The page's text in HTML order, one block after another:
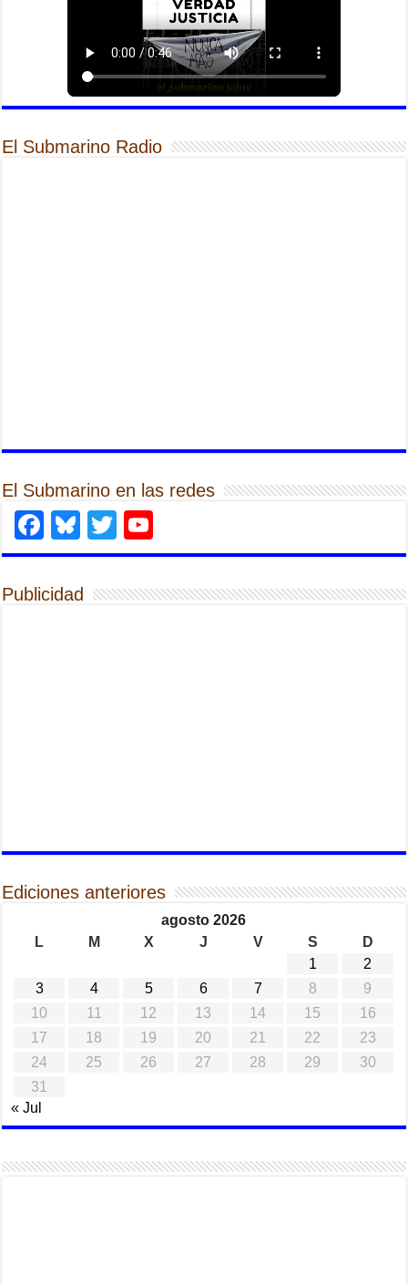
El Submarino Radio
El Submarino en las redes
Facebook
Bluesky
Twitter
Publicidad
Ediciones anteriores
agosto 2026
L
M X J V S
D
1
2
3
4 5 6 7 8
9
10
11 12 13 14 15
16
17
18 19 20 21 22
23
24
25 26 27 28 29
30
31
« Jul